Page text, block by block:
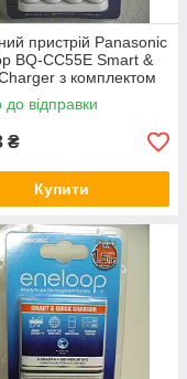
пристрій Panasonic
BQ-CC55E Smart &
з комплектом
до відправки
₴
Купити